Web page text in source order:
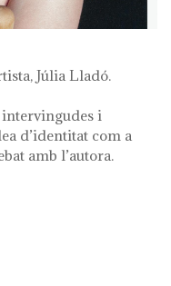
Júlia Lladó.
intervingudes i
d’identitat com a
amb l’autora.